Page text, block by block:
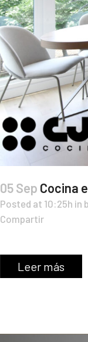
05 Sep Cocina
Posted at 10:25h in
Compartir
Leer más